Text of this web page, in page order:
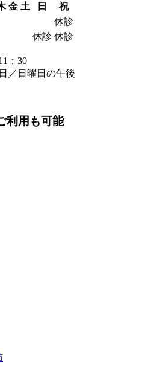
金 土 日
祝
休診
休診 休診
：30
／日曜日の午後
利用も可能